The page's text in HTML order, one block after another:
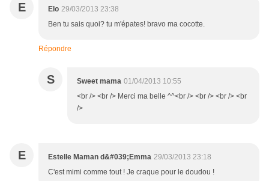
E Elo 29/03/2013 23:38
Ben tu sais quoi? tu m'épates! bravo ma cocotte.
Répondre
S Sweet mama 01/04/2013 10:55
<br /> <br /> Merci ma belle ^^<br /> <br /> <br /> <br
/>
E Estelle Maman d&#039;Emma 29/03/2013 23:18
C'est mimi comme tout ! Je craque pour le doudou !